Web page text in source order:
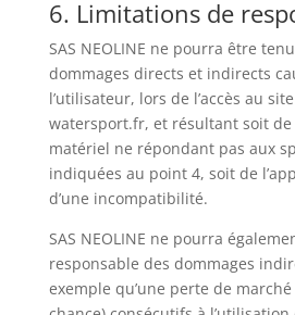
6. Limitations de
SAS NEOLINE ne pourra être
dommages directs et indirects
l’utilisateur, lors de l’accès au
watersport.fr, et résultant soit de
matériel ne répondant pas aux
indiquées au point 4, soit de
d’une incompatibilité.
SAS NEOLINE ne pourra
responsable des dommages
exemple qu’une perte de